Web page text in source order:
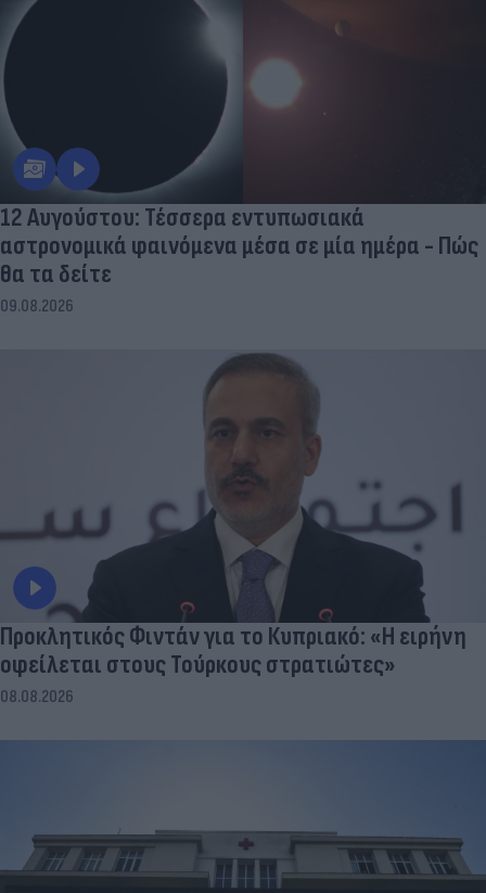
12 Αυγούστου: Τέσσερα εντυπωσιακά
αστρονομικά φαινόμενα μέσα σε μία ημέρα - Πώς
θα τα δείτε
09.08.2026
Προκλητικός Φιντάν για το Κυπριακό: «Η ειρήνη
οφείλεται στους Τούρκους στρατιώτες»
08.08.2026